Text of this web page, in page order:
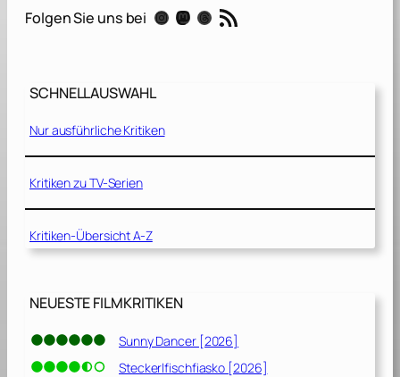
M
a
[
2
0
]
Folgen Sie uns bei Instagram Mastodon Threads RSS-Feed
SCHNELLAUSWAHL
Nur ausführliche Kritiken
Kritiken zu TV-Serien
Kritiken-Übersicht A-Z
NEUESTE FILMKRITIKEN
Sunny Dancer [2026]
Steckerlfischfiasko [2026]